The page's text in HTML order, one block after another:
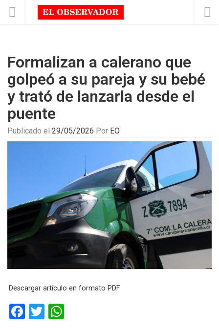
Formalizan a calerano que
golpeó a su pareja y su bebé
y trató de lanzarla desde el
puente
Publicado el 29/05/2026 Por EO
Descargar artículo en formato PDF
F
T